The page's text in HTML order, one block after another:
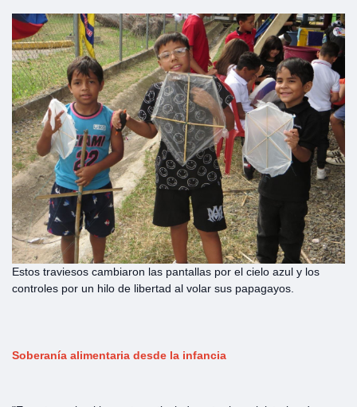
Estos traviesos cambiaron las pantallas por el cielo azul y los
controles por un hilo de libertad al volar sus papagayos.
Soberanía alimentaria desde la infancia